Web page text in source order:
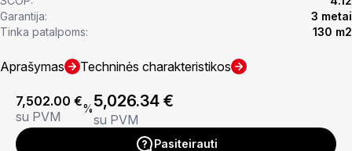
Garantija:
3 metai
Tinka patalpoms:
130 m2
Aprašymas Techninės charakteristikos
7,502.00 €
su PVM
%5,026.34 €
su PVM
Pasiteirauti